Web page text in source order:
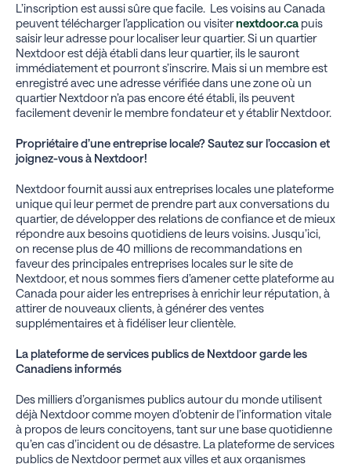
L’inscription est aussi sûre que facile. Les voisins au Canada
peuvent télécharger l’application ou visiternextdoor.ca puis
saisir leur adresse pour localiser leur quartier. Si un quartier
Nextdoor est déjà établi dans leur quartier, ils le sauront
immédiatement et pourront s’inscrire. Mais si un membre est
enregistré avec une adresse vérifiée dans une zone où un
quartier Nextdoor n’a pas encore été établi, ils peuvent
facilement devenir le membre fondateur et y établir Nextdoor.
Propriétaire d’une entreprise locale? Sautez sur l’occasion et
joignez-vous à Nextdoor!
Nextdoor fournit aussi aux entreprises locales une plateforme
unique qui leur permet de prendre part aux conversations du
quartier, de développer des relations de confiance et de mieux
répondre aux besoins quotidiens de leurs voisins. Jusqu’ici,
on recense plus de 40 millions de recommandations en
faveur des principales entreprises locales sur le site de
Nextdoor, et nous sommes fiers d’amener cette plateforme au
Canada pour aider les entreprises à enrichir leur réputation, à
attirer de nouveaux clients, à générer des ventes
supplémentaires et à fidéliser leur clientèle.
La plateforme de services publics de Nextdoor garde les
Canadiens informés
Des milliers d’organismes publics autour du monde utilisent
déjà Nextdoor comme moyen d’obtenir de l’information vitale
à propos de leurs concitoyens, tant sur une base quotidienne
qu’en cas d’incident ou de désastre. La plateforme de services
publics de Nextdoor permet aux villes et aux organismes